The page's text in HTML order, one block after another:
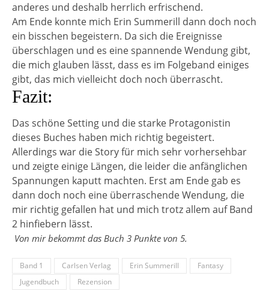
anderes und deshalb herrlich erfrischend.
Am Ende konnte mich Erin Summerill dann doch noch
ein bisschen begeistern. Da sich die Ereignisse
überschlagen und es eine spannende Wendung gibt,
die mich glauben lässt, dass es im Folgeband einiges
gibt, das mich vielleicht doch noch überrascht.
Fazit:
Das schöne Setting und die starke Protagonistin
dieses Buches haben mich richtig begeistert.
Allerdings war die Story für mich sehr vorhersehbar
und zeigte einige Längen, die leider die anfänglichen
Spannungen kaputt machten. Erst am Ende gab es
dann doch noch eine überraschende Wendung, die
mir richtig gefallen hat und mich trotz allem auf Band
2 hinfiebern lässt.
Von mir bekommt das Buch 3 Punkte von 5.
Band 1 Carlsen Verlag Erin Summerill
Fantasy
Jugendbuch
Rezension